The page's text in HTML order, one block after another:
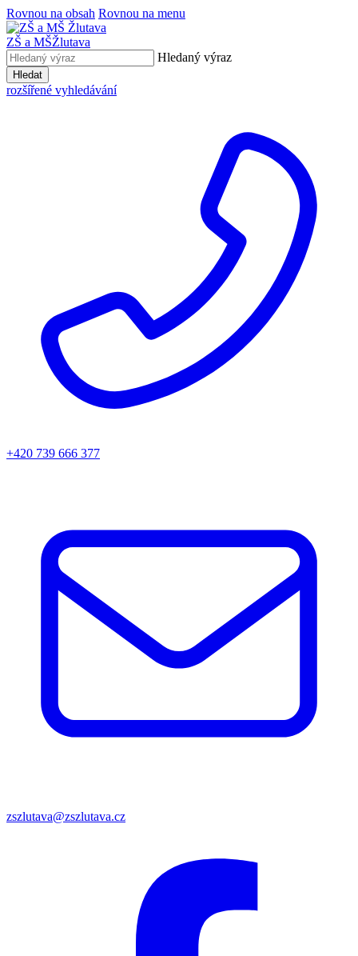
Rovnou na obsah Rovnou na menu
ZŠ a MŠŽlutava
Hledaný výraz
Hledat
rozšířené vyhledávání
+420 739 666 377
zszlutava@zszlutava.cz